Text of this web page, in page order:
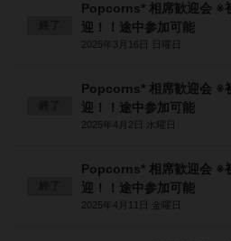
Popcorns* 相席歓迎会 ※
迎！！途中参加可能
2025年3月16日 日曜日
Popcorns* 相席歓迎会 ※
迎！！途中参加可能
2025年4月2日 水曜日
Popcorns* 相席歓迎会 ※
迎！！途中参加可能
2025年4月11日 金曜日